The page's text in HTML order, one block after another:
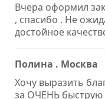
Вчера оформил
, спасибо . Не
достойное
Полина . Москва
Xочу выразить
за ОЧЕНЬ быструю